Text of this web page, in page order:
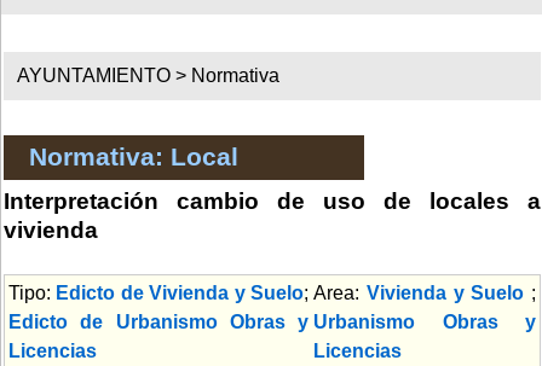
AYUNTAMIENTO > Normativa
Normativa: Local
Interpretación cambio de uso de locales a
vivienda
Tipo: Edicto de Vivienda y Suelo;
Edicto de Urbanismo Obras y
Licencias
Area: Vivienda y Suelo ;
Urbanismo Obras y
Licencias